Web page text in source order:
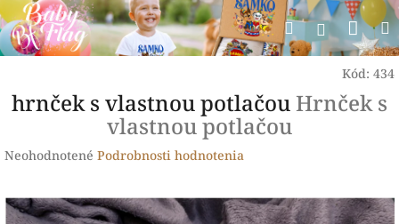
Prejsť
na
obsah
Hľadať
Kód: 434
hrnček s vlastnou potlačou Hrnček s
vlastnou potlačou
Priemerné
je
Neohodnotené Podrobnosti hodnotenia